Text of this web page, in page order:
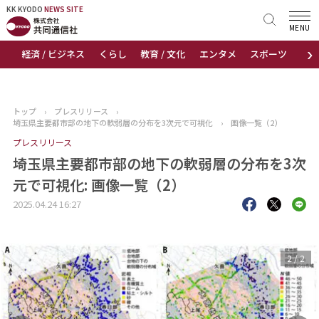
KK KYODO NEWS SITE
›
経済 / ビジネス くらし 教育 / 文化 エンタメ スポーツ 地域
MENU
KK KYODONEWS SITE
トップページ
ニュース
おすすめコンテンツ
出版物
トップ › プレスリリース
›
埼玉県主要都市部の地下の軟弱層の分布を3次元で可視化
› 画像一覧（2）
プレスリリース
埼玉県主要都市部の地下の軟弱層の分布を3次
元で可視化: 画像一覧（2）
2025.04.24 16:27
1/2